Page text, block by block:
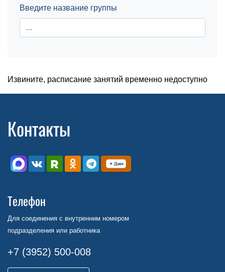
Введите название группы
Извините, расписание занятий временно недоступно
Контакты
Телефон
Для соединения с внутренним номером
подразделения или работника
+7 (3952) 500-008